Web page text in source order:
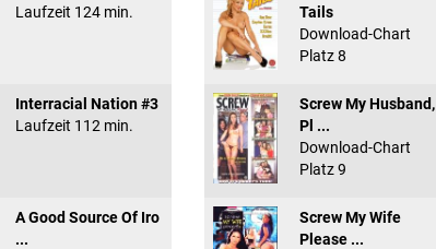
Laufzeit 124 min.
Interracial Nation #3
Laufzeit 112 min.
A Good Source Of Iro
...
Tails
Download-Chart
Platz 8
Screw My Husband,
Pl ...
Download-Chart
Platz 9
Screw My Wife
Please ...